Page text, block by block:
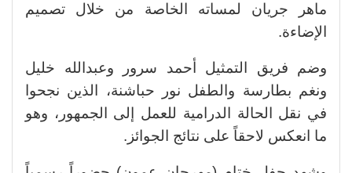
ماهر جريان لمساته الخاصة من خلال تصميم
الإضاءة.
وضم فريق التمثيل أحمد سرور وعبدالله خليل
ونغم بطارسة والطفل نور حباشنة، الذين نجحوا
في نقل الحالة الدرامية للعمل إلى الجمهور، وهو
ما انعكس لاحقاً على نتائج الجوائز.